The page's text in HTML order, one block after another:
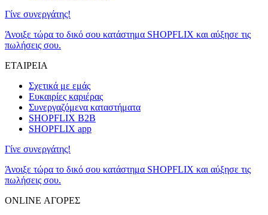
Γίνε συνεργάτης!
Άνοιξε τώρα το δικό σου κατάστημα SHOPFLIX και αύξησε τις
πωλήσεις σου.
ΕΤΑΙΡΕΙΑ
Σχετικά με εμάς
Ευκαιρίες καριέρας
Συνεργαζόμενα καταστήματα
SHOPFLIX B2B
SHOPFLIX app
Γίνε συνεργάτης!
Άνοιξε τώρα το δικό σου κατάστημα SHOPFLIX και αύξησε τις
πωλήσεις σου.
ONLINE ΑΓΟΡΕΣ